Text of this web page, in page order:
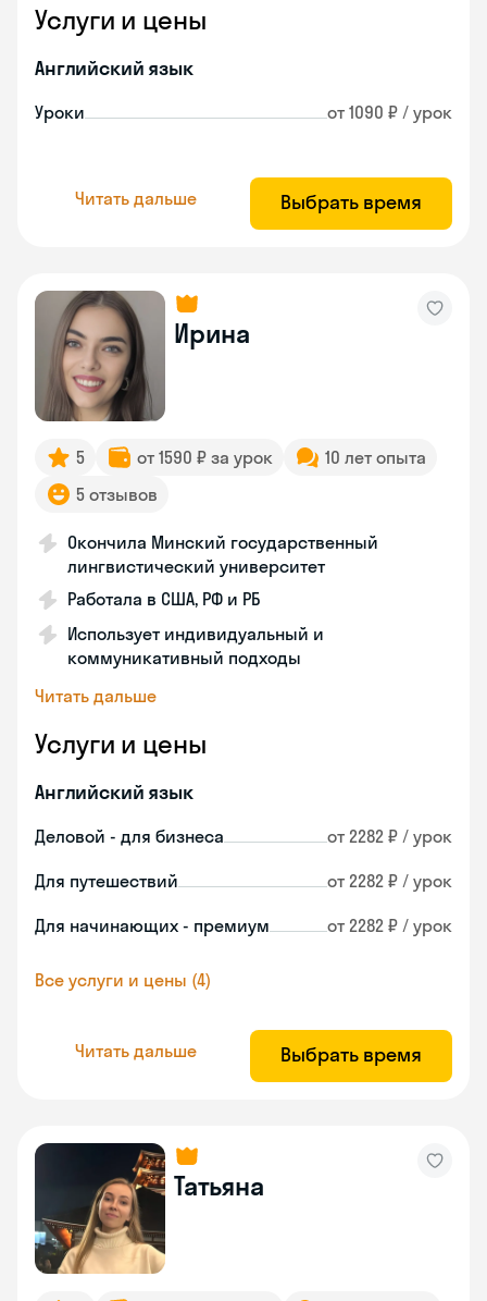
Услуги и цены
Английский язык
Уроки от 1090 ₽ / урок
Читать дальше Выбрать время
Ирина
5 от 1590 ₽ за урок
10 лет опыта
5 отзывов
Окончила Минский государственный
лингвистический университет
Работала в США, РФ и РБ
Использует индивидуальный и
коммуникативный подходы
Читать дальше
Услуги и цены
Английский язык
Деловой - для бизнеса от 2282 ₽ / урок
Для путешествий от 2282 ₽ / урок
Для начинающих - премиум от 2282 ₽ / урок
Все услуги и цены (4)
Читать дальше Выбрать время
Татьяна